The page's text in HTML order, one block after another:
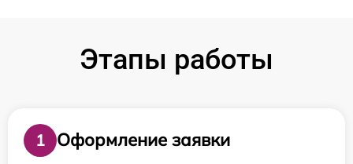
Этапы работы
1
Оформление заявки